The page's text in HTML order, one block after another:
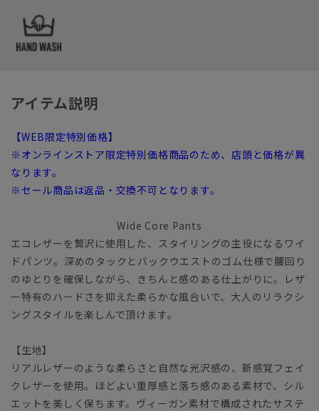
アイテム説明
【WEB限定特別価格】
※オンラインストア限定特別価格商品のため、店頭と価格が異
なります。
※セール商品は返品・交換不可となります。
Wide Core Pants
エコレザーを贅沢に使用した、スタイリングの主役になるワイ
ドパンツ。深めのタックとバックウエストのゴム仕様で腰回り
のゆとりを確保しながら、きちんと感のある仕上がりに。レザ
ー特有のハードさを抑えた柔らかな風合いで、大人のリラクシ
ングスタイルを楽しんで頂けます。
【生地】
リアルレザーのような柔らさと自然な光沢感の、新感覚フェイ
クレザーを使用。ほどよい重厚感と落ち感のある素材で、シル
エットを美しく保ちます。ヴィーガン素材で構成されたサステ